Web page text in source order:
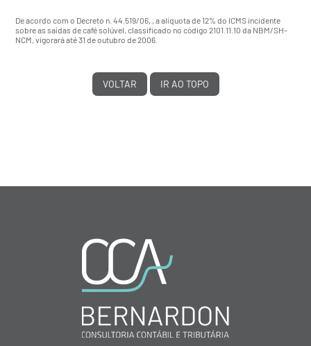
De acordo com o Decreto n. 44.519/06, , a alíquota de 12% do ICMS incidente
sobre as saídas de café solúvel, classificado no código 2101.11.10 da NBM/SH-
NCM, vigorará até 31 de outubro de 2006.
VOLTAR IR AO TOPO